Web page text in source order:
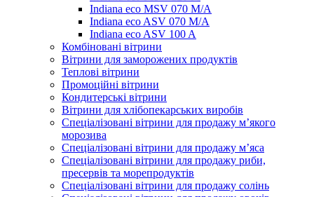
Indiana eco MSV 070 M/A
Indiana eco ASV 070 M/A
Indiana eco ASV 100 A
Комбіновані вітрини
Вітрини для заморожених продуктів
Теплові вітрини
Промоційні вітрини
Кондитерські вітрини
Вітрини для хлібопекарських виробів
Спеціалізовані вітрини для продажу м’якого
морозива
Спеціалізовані вітрини для продажу м’яса
Спеціалізовані вітрини для продажу риби,
пресервів та морепродуктів
Спеціалізовані вітрини для продажу солінь